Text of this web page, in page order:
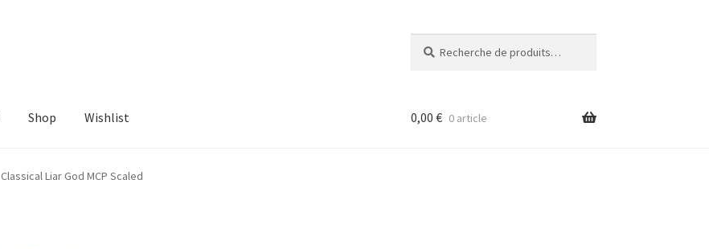
pour :
Shop Wishlist 0,00 € 0 article
Classical Liar God MCP Scaled